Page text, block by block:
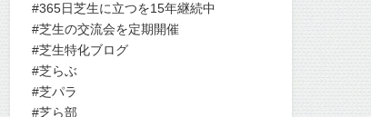
#365日芝生に立つを15年継続中
#芝生の交流会を定期開催
#芝生特化ブログ
#芝らぶ
#芝パラ
#芝ら部